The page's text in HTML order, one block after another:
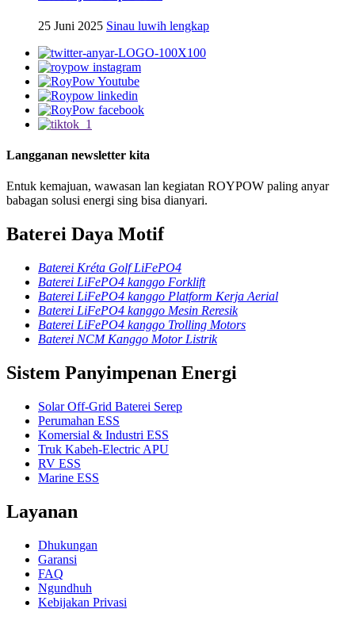
25 Juni 2025 Sinau luwih lengkap
Langganan newsletter kita
Entuk kemajuan, wawasan lan kegiatan ROYPOW paling anyar
babagan solusi energi sing bisa dianyari.
Baterei Daya Motif
Baterei Kréta Golf LiFePO4
Baterei LiFePO4 kanggo Forklift
Baterei LiFePO4 kanggo Platform Kerja Aerial
Baterei LiFePO4 kanggo Mesin Reresik
Baterei LiFePO4 kanggo Trolling Motors
Baterei NCM Kanggo Motor Listrik
Sistem Panyimpenan Energi
Solar Off-Grid Baterei Serep
Perumahan ESS
Komersial & Industri ESS
Truk Kabeh-Electric APU
RV ESS
Marine ESS
Layanan
Dhukungan
Garansi
FAQ
Ngundhuh
Kebijakan Privasi